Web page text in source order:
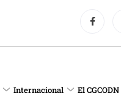
Internacional El